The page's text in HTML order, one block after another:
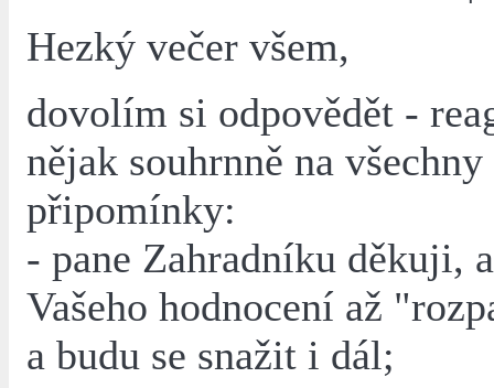
Hezký večer všem,
dovolím si odpovědět -
nějak souhrnně na všechny
připomínky:
- pane Zahradníku děkuji,
Vašeho hodnocení až
a budu se snažit i dál;